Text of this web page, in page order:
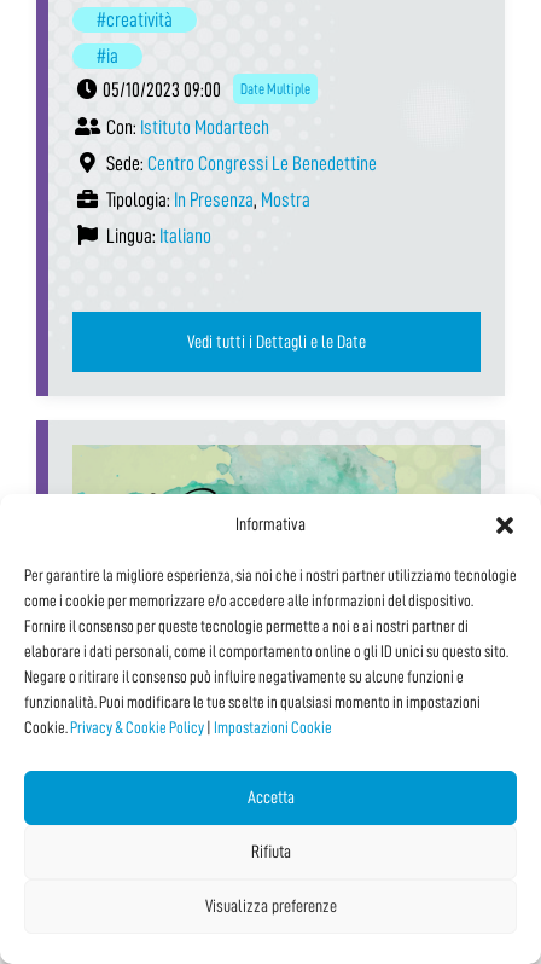
Informativa
Per garantire la migliore esperienza, sia noi che i nostri partner utilizziamo tecnologie
come i cookie per memorizzare e/o accedere alle informazioni del dispositivo.
Fornire il consenso per queste tecnologie permette a noi e ai nostri partner di
elaborare i dati personali, come il comportamento online o gli ID unici su questo sito.
Negare o ritirare il consenso può influire negativamente su alcune funzioni e
funzionalità. Puoi modificare le tue scelte in qualsiasi momento in impostazioni
Cookie. Privacy & Cookie Policy Impostazioni Cookie
Accetta
Rifiuta
Visualizza preferenze
#creatività
#ia
05/10/2023 09:00
Date Multiple
Con: Istituto Modartech
Sede: Centro Congressi Le Benedettine
Tipologia: In Presenza, Mostra
Lingua: Italiano
Vedi tutti i Dettagli e le Date
V3NU5 – Alla ricerca della Bellezza
Percorsi educativi T-TOUR